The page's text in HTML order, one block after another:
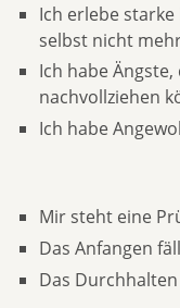
Ich erlebe
selbst nicht
Ich habe
nachvollziehen
Ich habe
Mir steht eine
Das Anfangen
Das